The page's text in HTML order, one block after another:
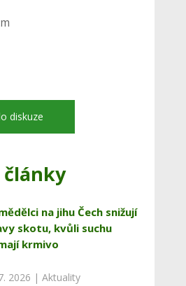
diskuze
články
na jihu Čech snižují
skotu, kvůli suchu
krmivo
2026 | Aktuality